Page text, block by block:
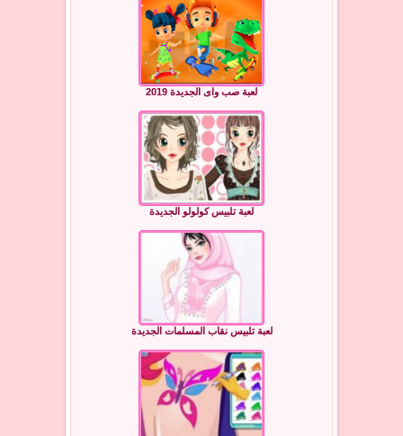
لعبة صب واى الجديدة 2019
لعبة تلبيس كولولو الجديدة
لعبة تلبيس نقاب المسلمات الجديدة